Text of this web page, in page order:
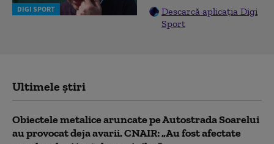
DIGI SPORT
Descarcă aplicația Digi
Sport
Ultimele știri
Obiectele metalice aruncate pe Autostrada Soarelui
au provocat deja avarii. CNAIR: „Au fost afectate